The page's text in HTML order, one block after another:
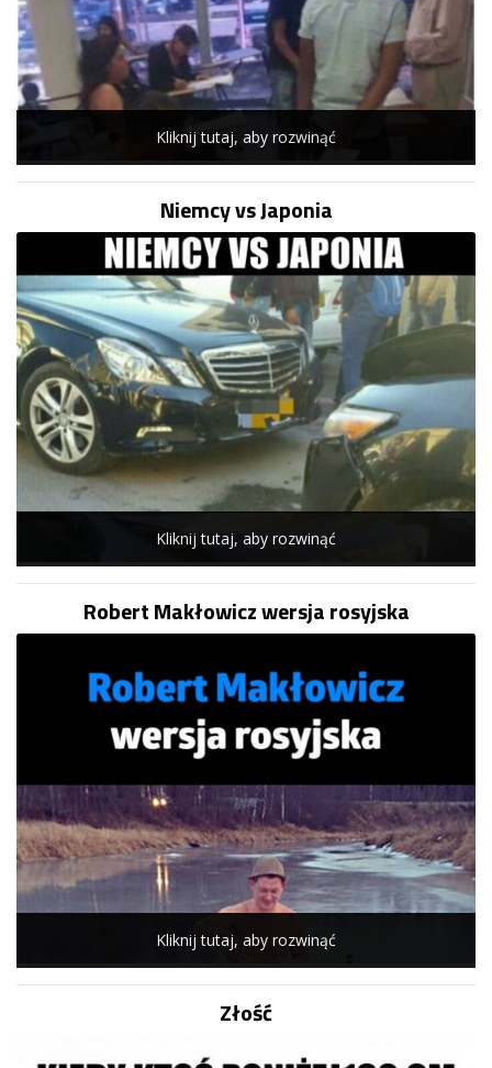
Kliknij tutaj, aby rozwinąć
Niemcy vs Japonia
Kliknij tutaj, aby rozwinąć
Robert Makłowicz wersja rosyjska
Kliknij tutaj, aby rozwinąć
Złość